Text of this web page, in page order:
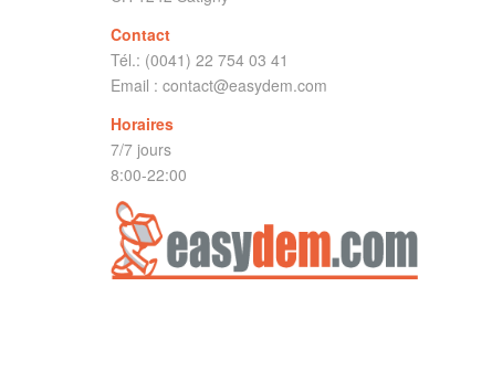
Contact
Tél.: (0041) 22 754 03 41
Email :contact@easydem.com
Horaires
7/7 jours
8:00-22:00